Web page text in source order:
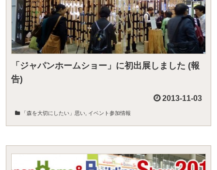
「ジャパンホームショー」に初出展しました (報
告)
2013-11-03
「森を大切にしたい」思い イベント参加情報